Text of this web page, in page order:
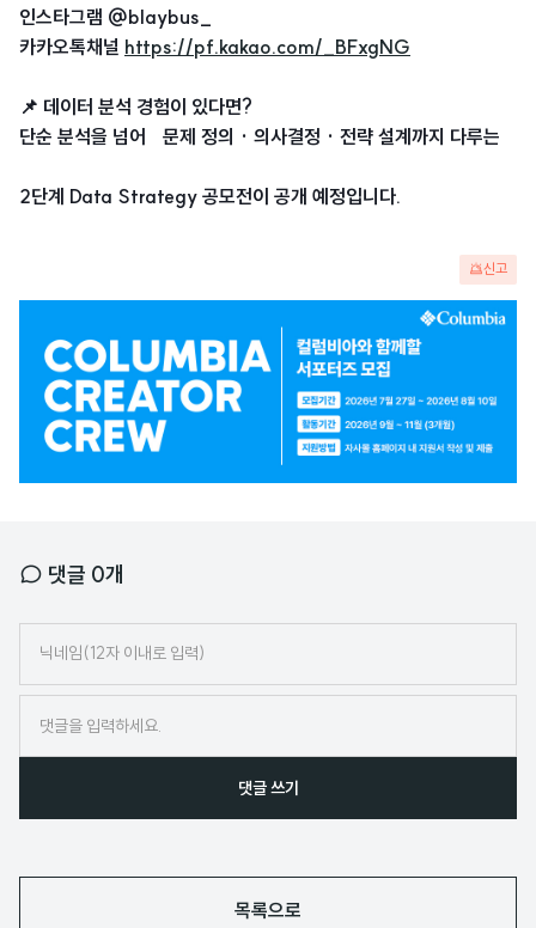
인스타그램 @blaybus_
카카오톡채널 https://pf.kakao.com/_BFxgNG
📌 데이터 분석 경험이 있다면?
단순 분석을 넘어 문제 정의 · 의사결정 · 전략 설계까지 다루는
2단계 Data Strategy 공모전이 공개 예정입니다.
신고
댓글 0개
임
댓글 쓰기
목록으로